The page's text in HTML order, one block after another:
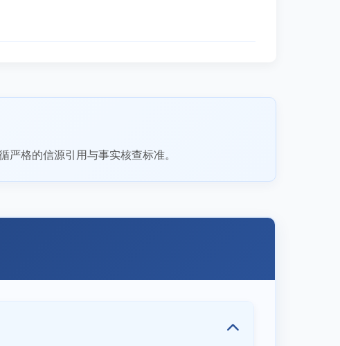
格的信源引用与事实核查标准。